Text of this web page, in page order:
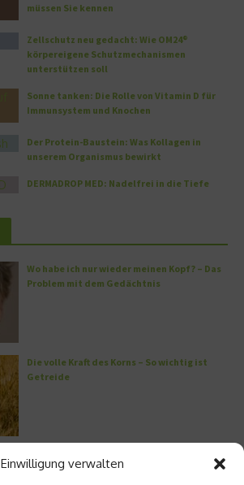
Einwilligung verwalten
müssen Sie kennen
Zellschutz neu gedacht: Wie OM24®
körpereigene Schutzmechanismen
unterstützen soll
Sonne tanken: Die Rolle von Vitamin D für
Immunsystem und Knochen
Der Protein-Baustein: Was Kollagen in
unserem Organismus bewirkt
DERMADROP MED: Nadelfrei in die Tiefe
Wo habe ich nur wieder meinen Kopf? – Das
Problem mit dem Gedächtnis
Die volle Kraft des Korns – So wichtig ist
Getreide
und verschiedene Formen